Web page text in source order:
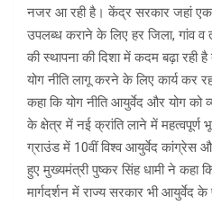
नजर आ रही है। केंद्र सरकार जहां एक
उपलब्ध कराने के लिए हर जिला, गांव
की स्थापना की दिशा में कदम बढ़ा रही
योग नीति लागू करने के लिए कार्य कर
कहा कि योग नीति आयुर्वेद और योग को
के क्षेत्र में नई क्रांति लाने में महत्वपूर्ण
ग्राउंड में 10वीं विश्व आयुर्वेद कांग्रेस
हुए मुख्यमंत्री पुष्कर सिंह धामी ने कहा
मार्गदर्शन में राज्य सरकार भी आयुर्वेद